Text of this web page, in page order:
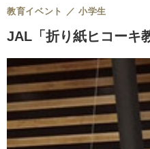
JAL「折り紙ヒコーキ
教育イベント 小学生